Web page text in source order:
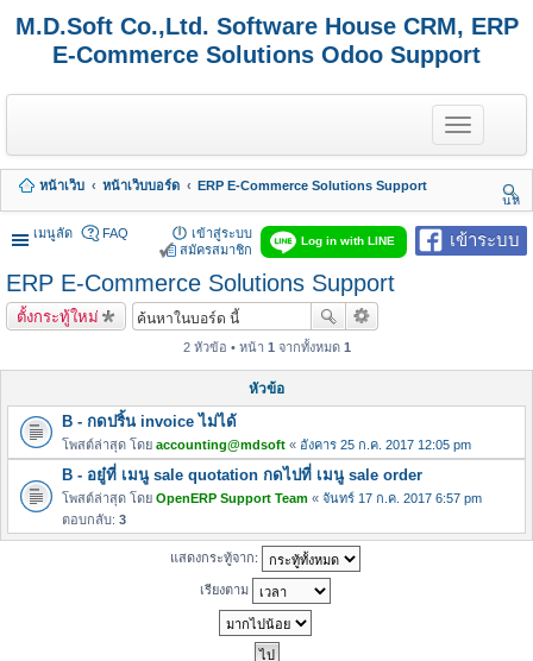
M.D.Soft Co.,Ltd. Software House CRM, ERP
E-Commerce Solutions Odoo Support
T
o
g
e
n
a
o
หน้าเว็บ หน้าเว็บบอร์ด
ERP E-Commerce Solutions Support
นห
า
เมนูลัด
เข้าระบบ
Log in with LINE
FAQ
เข้าสู่ระบบ
สมัครสมาชิก
ERP E-Commerce Solutions Support
ตั้งกระทู้ใหม่
2 หัวข้อ • หน้า 1 จากทั้งหมด 1
หัวข้อ
B - กดปริ้น invoice ไม่ได้
โพสต์ล่าสุด โดย accounting@mdsoft « อังคาร 25 ก.ค. 2017 12:05 pm
B - อยู๋ที่ เมนู sale quotation กดไปที่ เมนู sale order
โพสต์ล่าสุด โดย OpenERP Support Team « จันทร์ 17 ก.ค. 2017 6:57 pm
ตอบกลับ: 3
แสดงกระทู้จาก:
เรียงตาม